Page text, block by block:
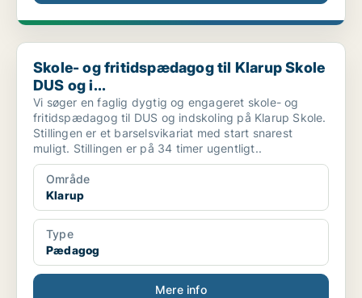
Skole- og fritidspædagog til Klarup Skole DUS og i...
Skole- og fritidspædagog til Klarup Skole
DUS og i...
Vi søger en faglig dygtig og engageret skole- og
fritidspædagog til DUS og indskoling på Klarup Skole.
Stillingen er et barselsvikariat med start snarest
muligt. Stillingen er på 34 timer ugentligt..
Område
Klarup
Type
Pædagog
Mere info